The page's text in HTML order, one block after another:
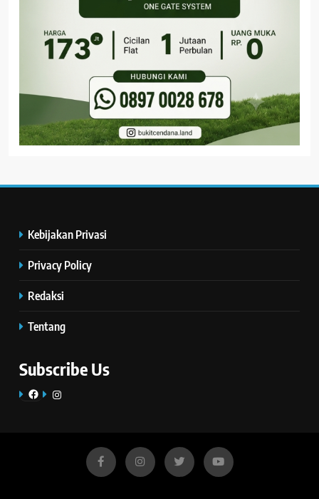
Kebijakan Privasi
Privacy Policy
Redaksi
Tentang
Subscribe Us
FacebookInstagram